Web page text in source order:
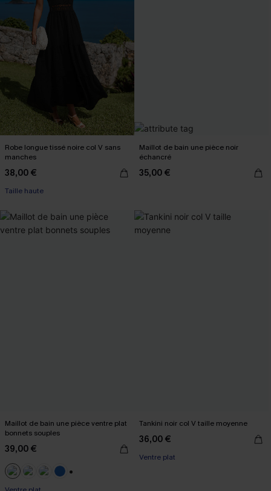
Robe longue tissé noire col V sans
manches
38,00 €
Taille haute
Maillot de bain une pièce noir
échancré
35,00 €
Maillot de bain une pièce ventre plat
bonnets souples
39,00 €
Tankini noir col V taille moyenne
36,00 €
Ventre plat